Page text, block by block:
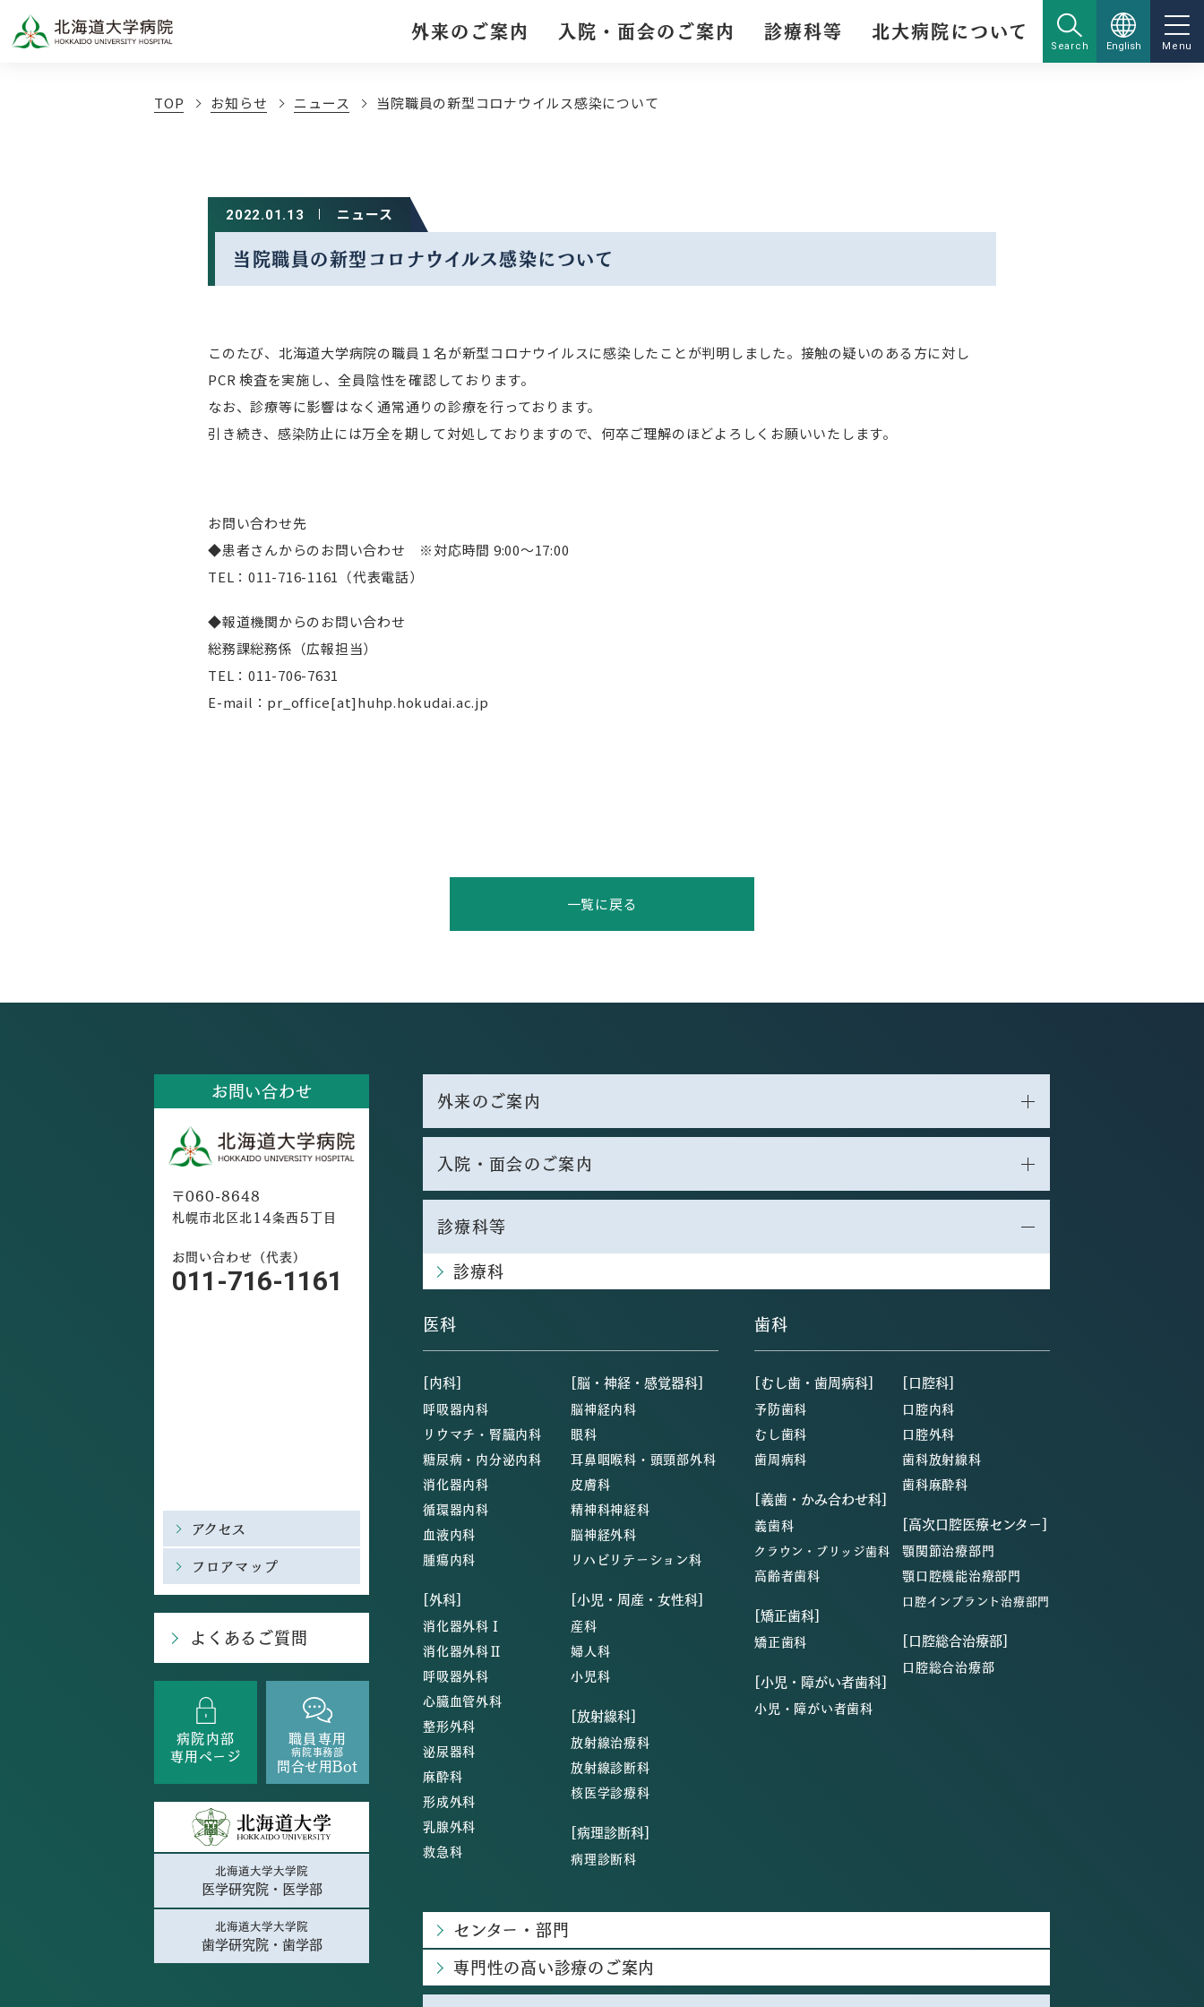
外来のご案内 入院・面会のご案内 診療科等 北大病院について
Search English Menu
TOP お知らせ ニュース 当院職員の新型コロナウイルス感染について
2022.01.13 ニュース
当院職員の新型コロナウイルス感染について
このたび、北海道大学病院の職員１名が新型コロナウイルスに感染したことが判明しました。接触の疑いのある方に対し
PCR 検査を実施し、全員陰性を確認しております。
なお、診療等に影響はなく通常通りの診療を行っております。
引き続き、感染防止には万全を期して対処しておりますので、何卒ご理解のほどよろしくお願いいたします。
お問い合わせ先
◆患者さんからのお問い合わせ ※対応時間 9:00～17:00
TEL：011-716-1161（代表電話）
◆報道機関からのお問い合わせ
総務課総務係（広報担当）
TEL：011-706-7631
E-mail：pr_office[at]huhp.hokudai.ac.jp
一覧に戻る
お問い合わせ
〒060-8648
札幌市北区北14条西5丁目
お問い合わせ（代表）
011-716-1161
アクセス
フロアマップ
よくあるご質問
病院内部
専用ページ
職員専用
病院事務部
問合せ用Bot
北海道大学大学院
医学研究院・医学部
北海道大学大学院
歯学研究院・歯学部
外来のご案内
入院・面会のご案内
診療科等
診療科
医科
[内科]
呼吸器内科
リウマチ・腎臓内科
糖尿病・内分泌内科
消化器内科
循環器内科
血液内科
腫瘍内科
[外科]
消化器外科Ⅰ
消化器外科Ⅱ
呼吸器外科
心臓血管外科
整形外科
泌尿器科
麻酔科
形成外科
乳腺外科
救急科
[脳・神経・感覚器科]
脳神経内科
眼科
耳鼻咽喉科・頭頸部外科
皮膚科
精神科神経科
脳神経外科
リハビリテーション科
[小児・周産・女性科]
産科
婦人科
小児科
[放射線科]
放射線治療科
放射線診断科
核医学診療科
[病理診断科]
病理診断科
歯科
[むし歯・歯周病科]
予防歯科
むし歯科
歯周病科
[義歯・かみ合わせ科]
義歯科
クラウン・ブリッジ歯科
高齢者歯科
[矯正歯科]
矯正歯科
[小児・障がい者歯科]
小児・障がい者歯科
[口腔科]
口腔内科
口腔外科
歯科放射線科
歯科麻酔科
[高次口腔医療センター]
顎関節治療部門
顎口腔機能治療部門
口腔インプラント治療部門
[口腔総合治療部]
口腔総合治療部
センター・部門
専門性の高い診療のご案内